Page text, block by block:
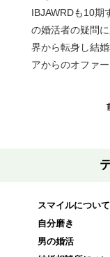
IBJAWRDも10期
の婚活者の疑問
界から転身し結
アからのオファー
スマイルについて
自分磨き
男の婚活